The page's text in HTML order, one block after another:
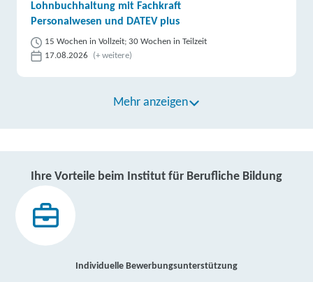
Lohnbuchhaltung mit Fachkraft
Personalwesen und DATEV plus
15 Wochen in Vollzeit; 30 Wochen in Teilzeit
17.08.2026
(+ weitere)
Mehr anzeigen
Ihre Vorteile beim Institut für Berufliche Bildung
Individuelle Bewerbungsunterstützung